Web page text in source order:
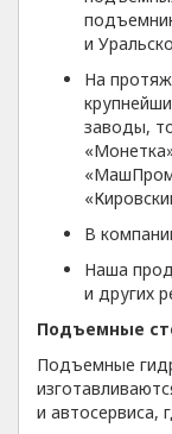
и
На
заводы,
В
Наша
и других
Подъемные
Подъемные
и автосервиса,